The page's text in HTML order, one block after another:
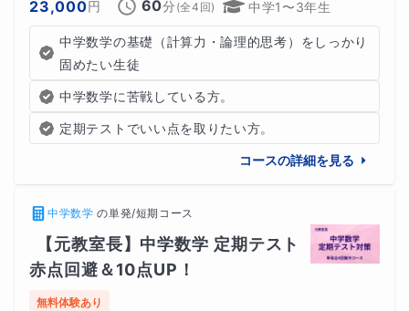
23,000円 60分 (全4 回) 中学1〜3年生
中学数学の基礎（計算力・論理的思考）をしっかり
固めたい生徒
中学数学に苦戦している方。
定期テストでいい点を取りたい方。
コースの詳細を見る
中学数学 の単発/短期コース
【元教室長】中学数学 定期テスト
赤点回避＆10点UP！
無料体験あり